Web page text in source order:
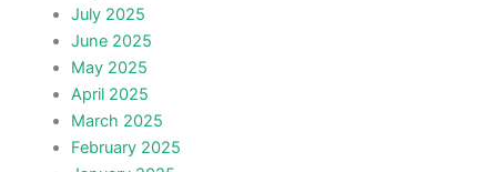
July 2025
June 2025
May 2025
April 2025
March 2025
February 2025